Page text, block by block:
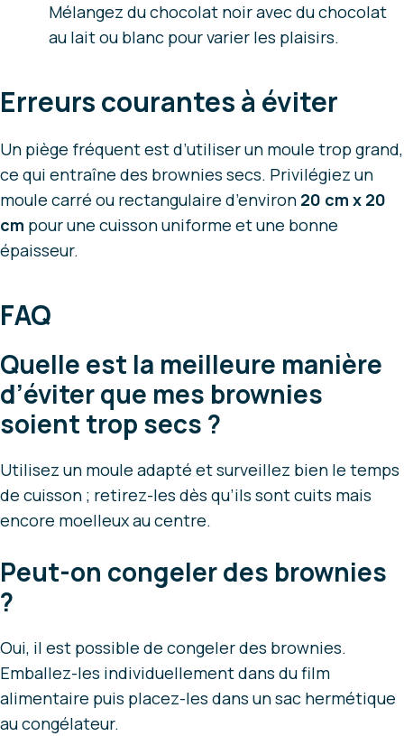
Mélangez du chocolat noir avec du chocolat
au lait ou blanc pour varier les plaisirs.
Erreurs courantes à éviter
Un piège fréquent est d’utiliser un moule trop grand,
ce qui entraîne des brownies secs. Privilégiez un
moule carré ou rectangulaire d’environ 20 cm x 20
cm pour une cuisson uniforme et une bonne
épaisseur.
FAQ
Quelle est la meilleure manière
d’éviter que mes brownies
soient trop secs ?
Utilisez un moule adapté et surveillez bien le temps
de cuisson ; retirez-les dès qu’ils sont cuits mais
encore moelleux au centre.
Peut-on congeler des brownies
?
Oui, il est possible de congeler des brownies.
Emballez-les individuellement dans du film
alimentaire puis placez-les dans un sac hermétique
au congélateur.